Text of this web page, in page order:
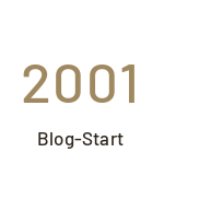
2001
Blog-Start